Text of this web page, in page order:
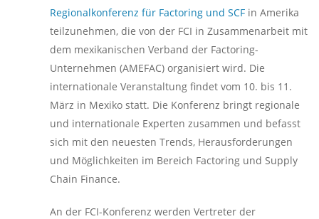
Regionalkonferenz für Factoring und SCF in Amerika
teilzunehmen, die von der FCI in Zusammenarbeit mit
dem mexikanischen Verband der Factoring-
Unternehmen (AMEFAC) organisiert wird. Die
internationale Veranstaltung findet vom 10. bis 11.
März in Mexiko statt. Die Konferenz bringt regionale
und internationale Experten zusammen und befasst
sich mit den neuesten Trends, Herausforderungen
und Möglichkeiten im Bereich Factoring und Supply
Chain Finance.
An der FCI-Konferenz werden Vertreter der